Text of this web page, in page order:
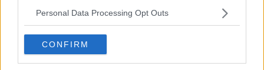
Personal Data Processing Opt Outs
CONFIRM
Contornati di persone che…
Non dare niente per scontato
Che cos’è la dipendenza affettiva?
Quarta tappa nelle personalità: il narcisista
​Nuovi arrivi!